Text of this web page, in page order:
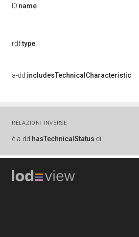
l0:name
rdf:type
a-dd:includesTechnicalCharacteristic
RELAZIONI INVERSE
è a-dd:hasTechnicalStatus di